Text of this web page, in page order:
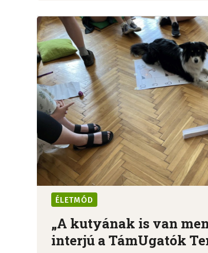
ÉLETMÓD
„A kutyának is van
interjú a TámUgatók